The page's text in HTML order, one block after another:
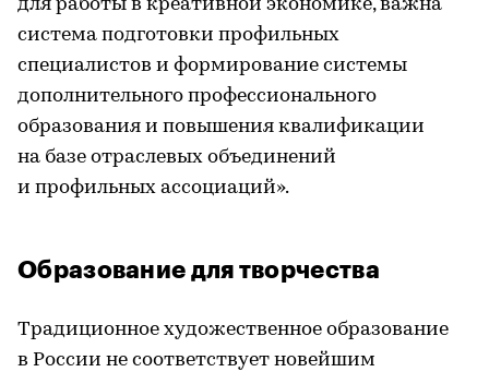
для работы в креативной экономике, важна
система подготовки профильных
специалистов и формирование системы
дополнительного профессионального
образования и повышения квалификации
на базе отраслевых объединений
и профильных ассоциаций».
Образование для творчества
Традиционное художественное образование
в России не соответствует новейшим